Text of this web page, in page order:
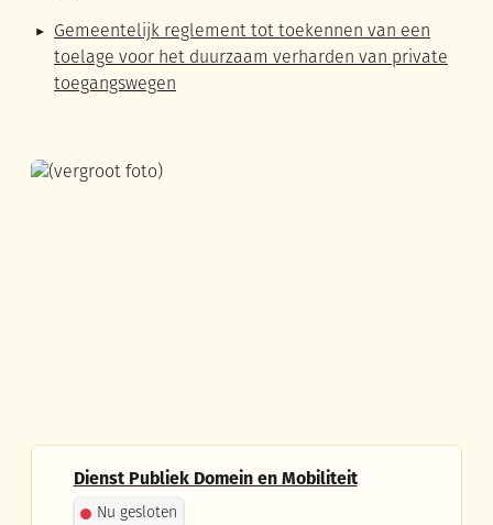
Gemeentelijk reglement tot toekennen van een
toelage voor het duurzaam verharden van private
toegangswegen
Contact
Dienst Publiek Domein en Mobiliteit
Nu gesloten